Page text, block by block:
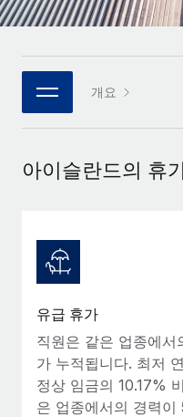
연결 새로운
통합
핵심 비즈니스 도구로
전문가 상담
신원 조사
채용 후보자 심사 프로세
Compliance
기기 관리
전 세계 IT 장비 제공 및
REMOTE 파트너 되기
플랫폼에 글로벌 HR을
Remote와의 파트너십
Remote Build 곧
사례 연구
직무 설명 라이브러리
이벤트
급여 및 인재 인사이트
모든 리소스 보기
글로벌 급여
EOR 및 PEO
한국어
개요
아이슬란드의 휴
유급 휴가
직원은 같은 업종에
가 누적됩니다. 최저
정상 임금의 10.17%
은 업종에서의 경력